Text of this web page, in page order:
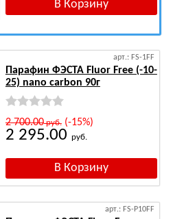
арт.: FS-1FF
Парафин ФЭСТА Fluor Free (-10-
25) nano carbon 90г
2 700.00руб.(-15%)
2 295.00 руб.
арт.: FS-P10FF